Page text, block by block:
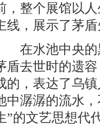
，整个展馆以
线，展示了茅
在水池中央的
盾去世时的遗
的，表达了乌
中潺潺的流水
”的文艺思想代